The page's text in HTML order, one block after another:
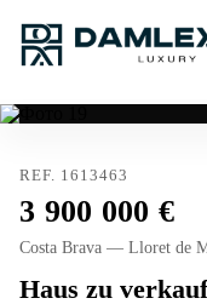
REF. 1613463
3 900 000
Costa Brava — Lloret de
Haus zu